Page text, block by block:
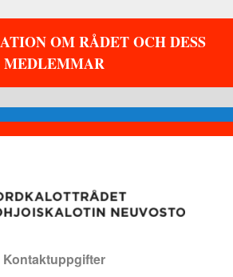
OM RÅDET OCH DESS
MEDLEMMAR
Kontaktuppgifter